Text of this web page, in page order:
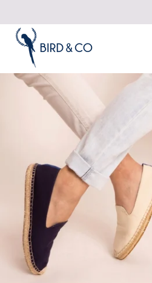
para
conteúdo